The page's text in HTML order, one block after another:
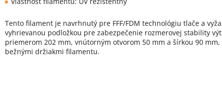
Tento filament je navrhnutý pre FFF/FDM technológiu tlače a
vyhrievanou podložkou pre zabezpečenie rozmerovej stability
priemerom 202 mm, vnútorným otvorom 50 mm a šírkou 90
bežnými držiakmi filamentu.